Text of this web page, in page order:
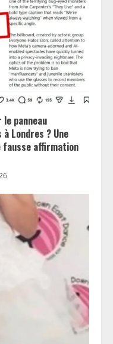
panneau
Londres ? Une
affirmation